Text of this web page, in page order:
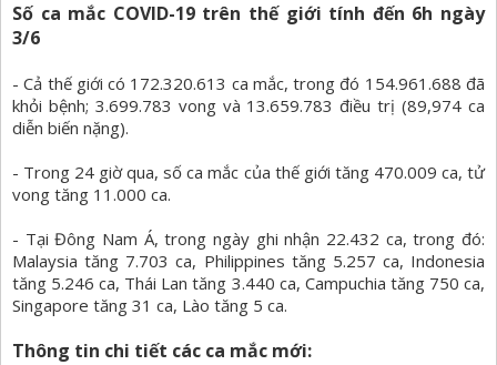
Số ca mắc COVID-19 trên thế giới tính đến 6h ngày
3/6
- Cả thế giới có 172.320.613 ca mắc, trong đó 154.961.688 đã
khỏi bệnh; 3.699.783 vong và 13.659.783 điều trị (89,974 ca
diễn biến nặng).
- Trong 24 giờ qua, số ca mắc của thế giới tăng 470.009 ca, tử
vong tăng 11.000 ca.
- Tại Đông Nam Á, trong ngày ghi nhận 22.432 ca, trong đó:
Malaysia tăng 7.703 ca, Philippines tăng 5.257 ca, Indonesia
tăng 5.246 ca, Thái Lan tăng 3.440 ca, Campuchia tăng 750 ca,
Singapore tăng 31 ca, Lào tăng 5 ca.
Thông tin chi tiết các ca mắc mới: